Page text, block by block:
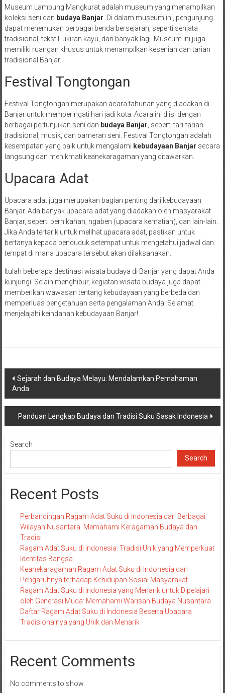
Museum Lambung Mangkurat adalah museum yang menampilkan
koleksi seni dan budaya Banjar . Di dalam museum ini, pengunjung
dapat menemukan berbagai benda bersejarah, seperti senjata
tradisional, tekstil, ukiran kayu, dan banyak lagi. Museum ini juga
memiliki ruangan khusus untuk menampilkan kesenian dan tarian
tradisional Banjar.
Festival Tongtongan
Festival Tongtongan merupakan acara tahunan yang diadakan di
Banjar untuk memperingati hari jadi kota. Acara ini diisi dengan
berbagai pertunjukan seni dan budaya Banjar , seperti tari-tarian
tradisional, musik, dan pameran seni. Festival Tongtongan adalah
kesempatan yang baik untuk mengalami kebudayaan Banjar secara
langsung dan menikmati keanekaragaman yang ditawarkan.
Upacara Adat
Upacara adat juga merupakan bagian penting dari kebudayaan
Banjar. Ada banyak upacara adat yang diadakan oleh masyarakat
Banjar, seperti pernikahan, ngaben (upacara kematian), dan lain-lain.
Jika Anda tertarik untuk melihat upacara adat, pastikan untuk
bertanya kepada penduduk setempat untuk mengetahui jadwal dan
tempat di mana upacara tersebut akan dilaksanakan.
Itulah beberapa destinasi wisata budaya di Banjar yang dapat Anda
kunjungi. Selain menghibur, kegiatan wisata budaya juga dapat
memberikan wawasan tentang kebudayaan yang berbeda dan
memperluas pengetahuan serta pengalaman Anda. Selamat
menjelajahi keindahan kebudayaan Banjar!
Post
navigation
Sejarah dan Budaya Melayu: Mendalamkan Pemahaman
Anda
Panduan Lengkap Budaya dan Tradisi Suku Sasak Indonesia
Search
Search
Recent Posts
Perbandingan Ragam Adat Suku di Indonesia dari Berbagai
Wilayah Nusantara: Memahami Keragaman Budaya dan
Tradisi
Ragam Adat Suku di Indonesia: Tradisi Unik yang Memperkuat
Identitas Bangsa
Keanekaragaman Ragam Adat Suku di Indonesia dan
Pengaruhnya terhadap Kehidupan Sosial Masyarakat
Ragam Adat Suku di Indonesia yang Menarik untuk Dipelajari
oleh Generasi Muda: Memahami Warisan Budaya Nusantara
Daftar Ragam Adat Suku di Indonesia Beserta Upacara
Tradisionalnya yang Unik dan Menarik
Recent Comments
No comments to show.